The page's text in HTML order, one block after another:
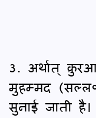
3. अर्थात्
मुहम्मद
सुनाई जाती है।